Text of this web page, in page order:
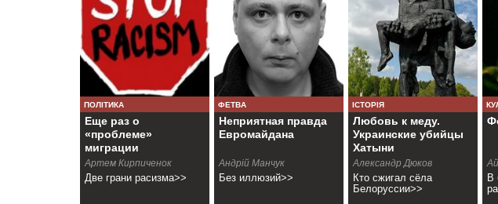
ПОЛІТИКА
Еще раз о
«проблеме»
миграции
Артем Кирпиченок
Две грани расизма>>
ФЕТВА
Неприятная правда
Евромайдана
Андрiй Манчук
Без иллюзий>>
ІСТОРІЯ
Любовь к меду.
Украинские убийцы
Хатыни
Александр Дюков
Кто сжигал сёла
Белоруссии>>
В